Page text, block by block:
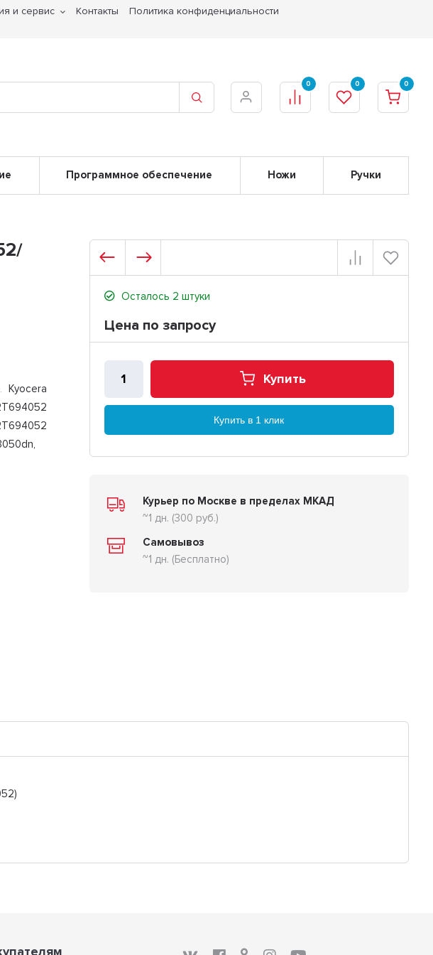
и сервис Контакты
Политика конфиденциальности
0 0 0
Программное обеспечение Ножи Ручки
Kyocera
Осталось 2 штуки
Цена по запросу
Купить
Купить в 1 клик
Курьер по Москве в пределах МКАД
~1 дн. (300 руб.)
Самовывоз
~1 дн. (Бесплатно)